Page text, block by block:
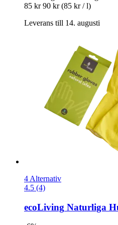
85 kr 90 kr (85 kr / l)
Leverans till 14. augusti
4 Alternativ
4.5 (4)
ecoLiving Naturliga